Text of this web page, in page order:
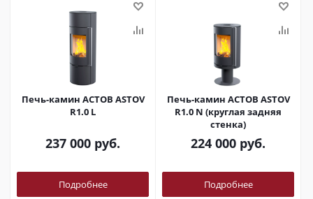
Печь-камин АСТОВ ASTOV
R1.0 L
237 000 руб.
Подробнее
Печь-камин АСТОВ ASTOV
R1.0 N (круглая задняя
стенка)
224 000 руб.
Подробнее